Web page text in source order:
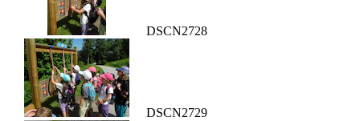
DSCN2728
DSCN2729